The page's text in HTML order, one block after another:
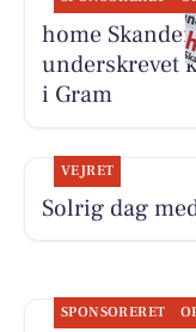
home
underskrevet
i Gram
VEJRET
Solrig dag
SPONSORERET